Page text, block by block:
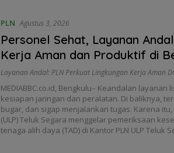
PLN Agustus 3, 2026
Personel Sehat, Layanan
Kerja Aman dan Produktif di
Layanan Andal: PLN Perkuat Lingkungan Kerja Aman
MEDIABBC.co.id, Bengkulu– Keandalan
kesiapan jaringan dan peralatan. Di baliknya,
bugar, dan sigap menjalankan tugas. Karena itu,
(ULP) Teluk Segara menggelar pemeriksaan
tenaga alih daya (TAD) di Kantor PLN ULP Teluk